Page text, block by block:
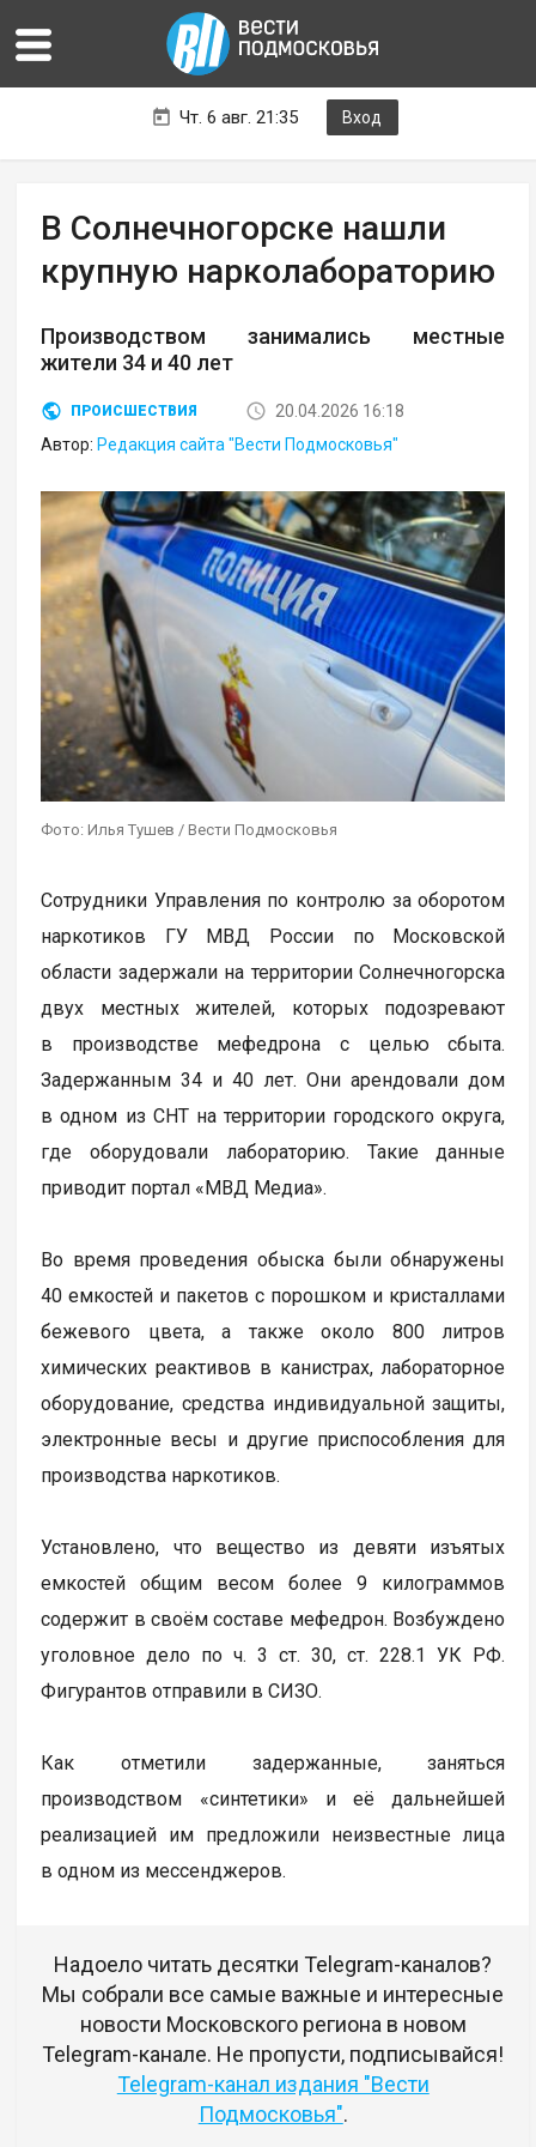
Чт. 6 авг. 21:35 Вход
В Солнечногорске нашли
крупную нарколабораторию
Производством занимались местные
жители 34 и 40 лет
ПРОИСШЕСТВИЯ
20.04.2026 16:18
Автор: Редакция сайта "Вести Подмосковья"
Фото: Илья Тушев / Вести Подмосковья
Сотрудники Управления по контролю за оборотом
наркотиков ГУ МВД России по Московской
области задержали на территории Солнечногорска
двух местных жителей, которых подозревают
в производстве мефедрона с целью сбыта.
Задержанным 34 и 40 лет. Они арендовали дом
в одном из СНТ на территории городского округа,
где оборудовали лабораторию. Такие данные
приводит портал «МВД Медиа».
Во время проведения обыска были обнаружены
40 емкостей и пакетов с порошком и кристаллами
бежевого цвета, а также около 800 литров
химических реактивов в канистрах, лабораторное
оборудование, средства индивидуальной защиты,
электронные весы и другие приспособления для
производства наркотиков.
Установлено, что вещество из девяти изъятых
емкостей общим весом более 9 килограммов
содержит в своём составе мефедрон. Возбуждено
уголовное дело по ч. 3 ст. 30, ст. 228.1 УК РФ.
Фигурантов отправили в СИЗО.
Как отметили задержанные, заняться
производством «синтетики» и её дальнейшей
реализацией им предложили неизвестные лица
в одном из мессенджеров.
Надоело читать десятки Telegram-каналов?
Мы собрали все самые важные и интересные
новости Московского региона в новом
Telegram-канале. Не пропусти, подписывайся!
Telegram-канал издания "Вести
Подмосковья".